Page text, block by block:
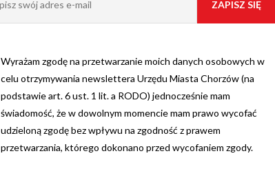
Wyrażam zgodę na przetwarzanie moich danych osobowych w
celu otrzymywania newslettera Urzędu Miasta Chorzów (na
podstawie art. 6 ust. 1 lit. a RODO) jednocześnie mam
świadomość, że w dowolnym momencie mam prawo wycofać
udzieloną zgodę bez wpływu na zgodność z prawem
przetwarzania, którego dokonano przed wycofaniem zgody.